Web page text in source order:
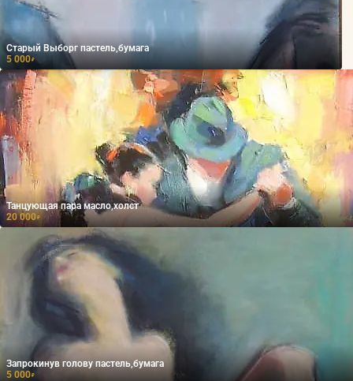
Старый Выборг пастель,бумага
5 000₽
Танцующая пара масло,холст
20 000₽
Запрокинув голову пастель,бумага
5 000₽